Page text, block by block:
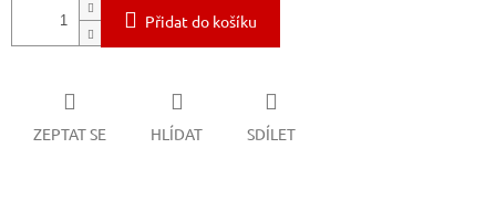
Přidat do košíku
ZEPTAT SE HLÍDAT SDÍLET